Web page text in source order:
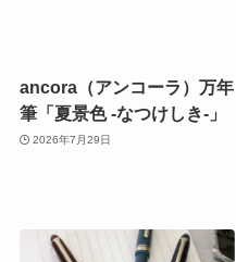
ancora（アンコーラ）万年
筆「夏景色 -なつけしき-」
2026年7月29日